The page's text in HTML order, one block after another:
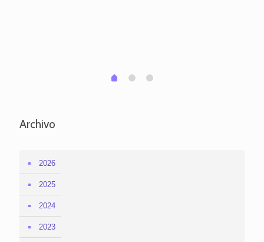
0 1 2
Archivo
2026
2025
2024
2023